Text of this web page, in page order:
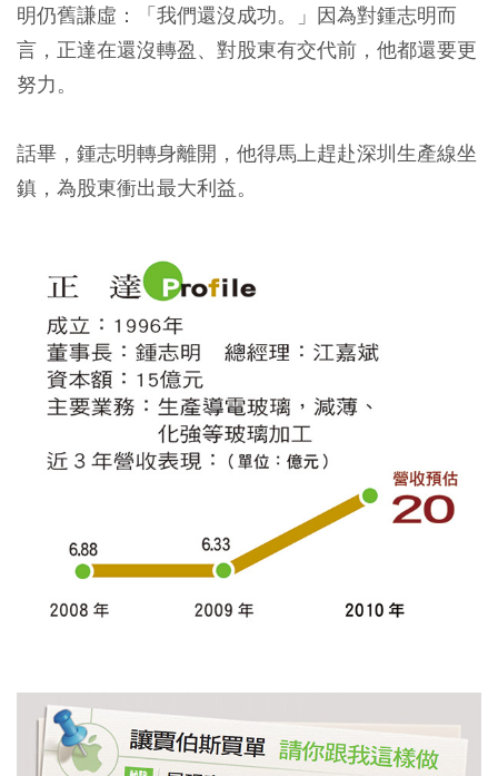
明仍舊謙虛：「我們還沒成功。」因為對鍾志明而
言，正達在還沒轉盈、對股東有交代前，他都還要更
努力。
話畢，鍾志明轉身離開，他得馬上趕赴深圳生產線坐
鎮，為股東衝出最大利益。